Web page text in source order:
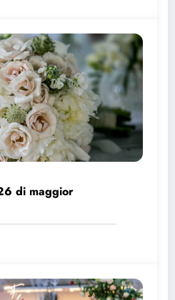
di maggior